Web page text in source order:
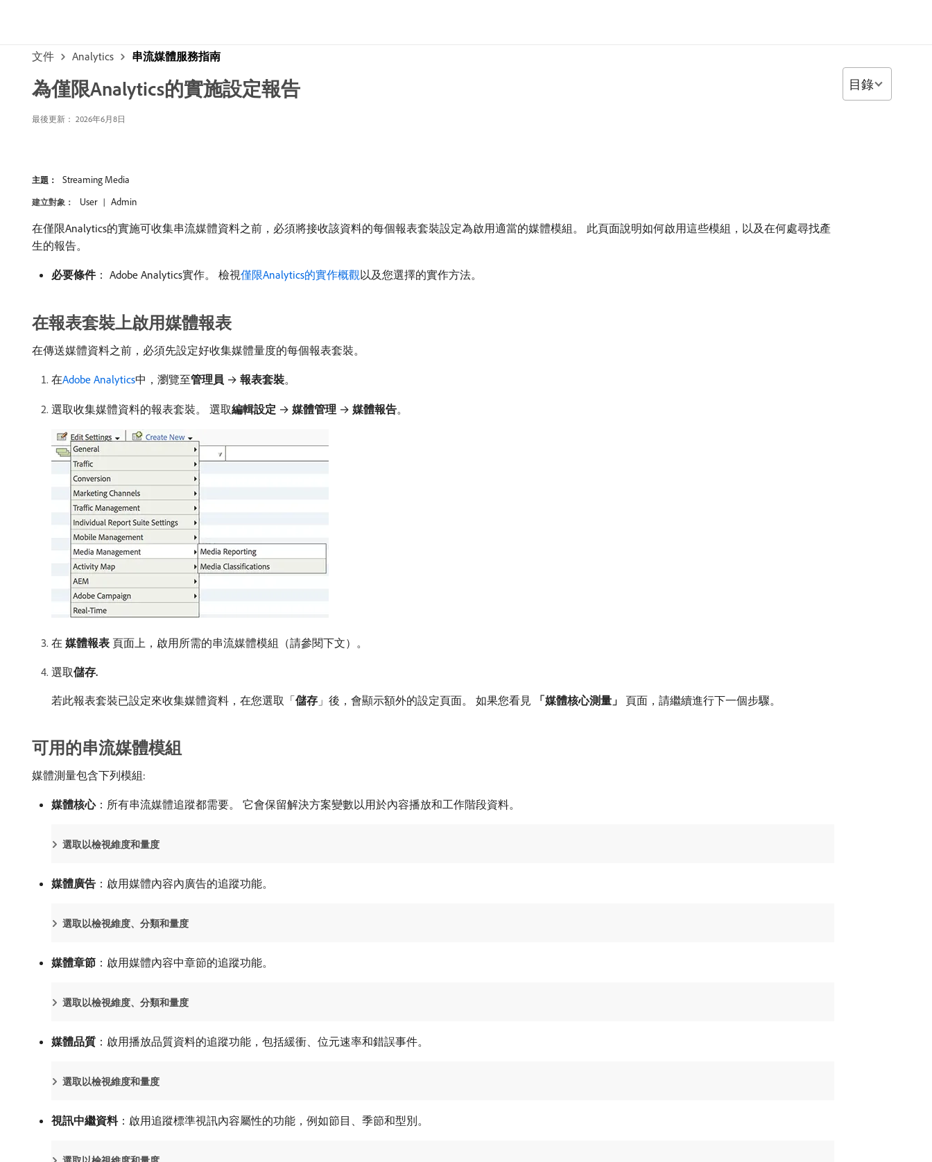
文件 Analytics 串流媒體服務指南
為僅限Analytics的實施設定報告
最後更新： 2026年6月8日
主題： Streaming Media
建立對象： User Admin
在僅限Analytics的實施可收集串流媒體資料之前，必須將接收該資料的每個報表套裝設定為啟用適當的媒體模組。 此頁面說明如何啟用這些模組，以及在何處尋找產
生的報告。
必要條件： Adobe Analytics實作。 檢視僅限Analytics的實作概觀以及您選擇的實作方法。
在報表套裝上啟用媒體報表
在傳送媒體資料之前，必須先設定好收集媒體量度的每個報表套裝。
在Adobe Analytics中，瀏覽至​管理員 → 報表套裝。
選取收集媒體資料的報表套裝。 選取​編輯設定 → 媒體管理 → 媒體報告。
在​ 媒體報表 ​頁面上，啟用所需的串流媒體模組（請參閱下文）。
選取​儲存.
若此報表套裝已設定來收集媒體資料，在您選取「儲存 」後，會顯示額外的設定頁面。 如果您看見​ 「媒體核心測量」 ​頁面，請繼續進行下一個步驟。
可用的串流媒體模組
媒體測量包含下列模組:
媒體核心：所有串流媒體追蹤都需要。 它會保留解決方案變數以用於內容播放和工作階段資料。
選取以檢視維度和量度
媒體廣告 ：啟用媒體內容內廣告的追蹤功能。
選取以檢視維度、分類和量度
媒體章節 ：啟用媒體內容中章節的追蹤功能。
選取以檢視維度、分類和量度
媒體品質 ：啟用播放品質資料的追蹤功能，包括緩衝、位元速率和錯誤事件。
選取以檢視維度和量度
視訊中繼資料：啟用追蹤標準視訊內容屬性的功能，例如節目、季節和型別。
目錄